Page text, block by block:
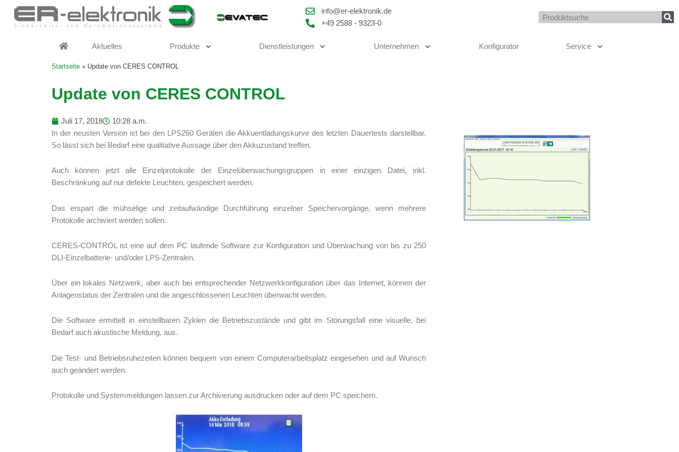
Inhalt
springen
info@er-elektronik.de
+49 2588 - 9323-0
Suche
Aktuelles Produkte Dienstleistungen Unternehmen Konfigurator Service
Startseite » Update von CERES CONTROL
Update von CERES CONTROL
Juli 17, 2018
10:28 a.m.
In der neusten Version ist bei den LPS260 Geräten die Akkuentladungskurve des letzten Dauertests darstellbar.
So lässt sich bei Bedarf eine qualitative Aussage über den Akkuzustand treffen.
Auch können jetzt alle Einzelprotokolle der Einzelüberwachungsgruppen in einer einzigen Datei, inkl.
Beschränkung auf nur defekte Leuchten, gespeichert werden.
Das erspart die mühselige und zeitaufwändige Durchführung einzelner Speichervorgänge, wenn mehrere
Protokolle archiviert werden sollen.
CERES-CONTROL ist eine auf dem PC laufende Software zur Konfiguration und Überwachung von bis zu 250
DLI-Einzelbatterie- und/oder LPS-Zentralen.
Über ein lokales Netzwerk, aber auch bei entsprechender Netzwerkkonfiguration über das Internet, können der
Anlagenstatus der Zentralen und die angeschlossenen Leuchten überwacht werden.
Die Software ermittelt in einstellbaren Zyklen die Betriebszustände und gibt im Störungsfall eine visuelle, bei
Bedarf auch akustische Meldung, aus.
Die Test- und Betriebsruhezeiten können bequem von einem Computerarbeitsplatz eingesehen und auf Wunsch
auch geändert werden.
Protokolle und Systemmeldungen lassen zur Archivierung ausdrucken oder auf dem PC speichern.